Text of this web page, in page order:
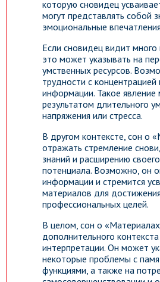
которую сновидец
могут представлять собой
эмоциональные
Если сновидец видит
это может указывать на
умственных ресурсов.
трудности с
информации. Такое
результатом длительного
напряжения или стресса.
В другом контексте, сон о
отражать стремление
знаний и расширению
потенциала. Возможно, он
информации и стремится
материалов для
профессиональных целей.
В целом, сон о
дополнительного
интерпретации. Он может
некоторые проблемы с
функциями, а также на